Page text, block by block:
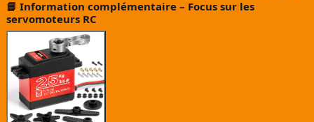
📘 Information complémentaire – Focus sur les
servomoteurs RC